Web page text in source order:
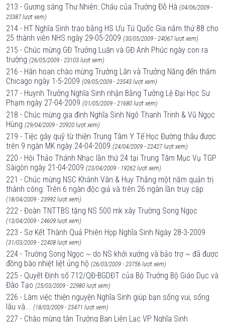
213 - Gương sáng Thư Nhiên: Cháu của Trưởng Đỗ Hà (04/06/2009 -
23387 lượt xem)
214 - HT Nghĩa Sinh trao bằng HS Ưu Tú Quốc Gia năm thứ 88 cho
25 thành viên NHS ngày 29-05-2009 (30/05/2009 - 24067 lượt xem)
215 - Chúc mừng GĐ Trưởng Luân và GĐ Anh Phúc ngày con ra
trường (26/05/2009 - 23103 lượt xem)
216 - Hân hoan chào mừng Trưởng Lân và Trưởng Năng đến thăm
Chicago ngày 1-5-2009 (09/05/2009 - 23543 lượt xem)
217 - Huynh Trưởng Nghĩa Sinh nhận Bằng Tưởng Lệ Đại Học Sư
Phạm ngày 27-04-2009 (01/05/2009 - 21680 lượt xem)
218 - Chúc mừng gia đình Nghĩa Sinh Ngô Thanh Trinh & Vũ Ngọc
Hùng (29/04/2009 - 20920 lượt xem)
219 - Tiệc gây quỹ từ thiện Trung Tâm Y Tế Học Đường thâu được
trên 9 ngàn MK ngày 24-04-2009 (24/04/2009 - 22427 lượt xem)
220 - Hội Thảo Thánh Nhạc lần thứ 24 tại Trung Tâm Mục Vụ TGP
Sàigòn ngày 21-04-2009 (23/04/2009 - 19262 lượt xem)
221 - Chúc mừng NSC Khánh Vân & Huy Thắng một năm quản trị
thành công: Trên 6 ngàn độc giả và trên 26 ngàn lần truy cập
(18/04/2009 - 23992 lượt xem)
222 - Đoàn TNTTBS tặng NS 500 mk xây Trường Song Ngọc
(13/04/2009 - 24609 lượt xem)
223 - Sơ Kết Thành Quả Phiên Họp Nghĩa Sinh Ngày 28-3-2009
(31/03/2009 - 22408 lượt xem)
224 - Trường Song Ngọc ~ do NS khởi xướng và bảo trợ ~ đã được
đồng bào nhiệt liệt ủng hộ (26/03/2009 - 23756 lượt xem)
225 - Quyết Định số 712/QĐ-BGDĐT của Bộ Trưởng Bộ Giáo Dục và
Đào Tạo (25/03/2009 - 22980 lượt xem)
226 - Làm việc thiện nguyện Nghĩa Sinh giúp bạn sống vui, sống
lâu và... (18/03/2009 - 23471 lượt xem)
227 - Chào mừng tân Trưởng Ban Liên Lạc VP Nghĩa Sinh